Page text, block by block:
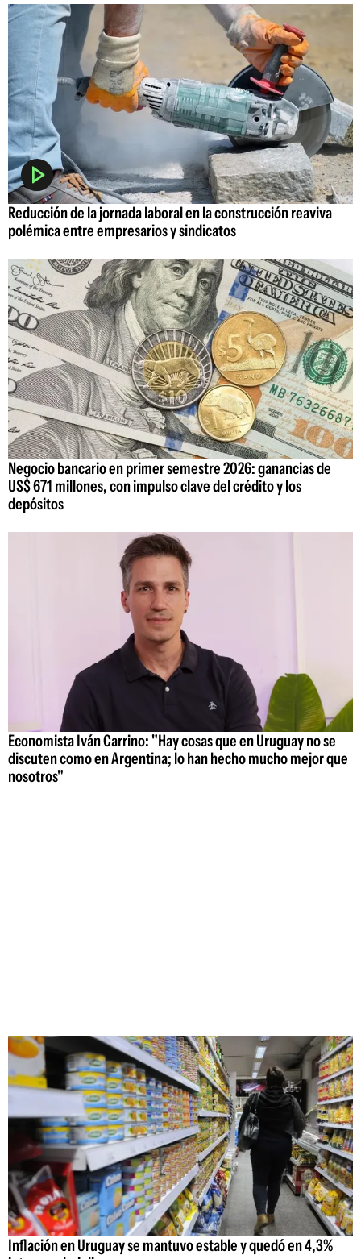
Reducción de la jornada laboral en la construcción reaviva
polémica entre empresarios y sindicatos
Negocio bancario en primer semestre 2026: ganancias de
US$ 671 millones, con impulso clave del crédito y los
depósitos
Economista Iván Carrino: "Hay cosas que en Uruguay no se
discuten como en Argentina; lo han hecho mucho mejor que
nosotros"
Inflación en Uruguay se mantuvo estable y quedó en 4,3%